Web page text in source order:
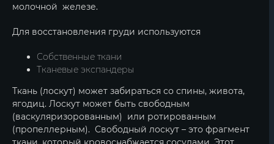
молочной железе.
Для восстановления груди используются
Собственные ткани
Тканевые экспандеры
Ткань (лоскут) может забираться со спины, живота,
ягодиц. Лоскут может быть свободным
(васкуляризорованным) или ротированным
(пропеллерным). Свободный лоскут – это фрагмент